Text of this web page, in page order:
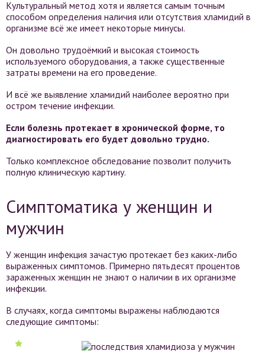
Культуральный метод хотя и является самым точным
способом определения наличия или отсутствия хламидий в
организме всё же имеет некоторые минусы.
Он довольно трудоёмкий и высокая стоимость
используемого оборудования, а также существенные
затраты времени на его проведение.
И всё же выявление хламидий наиболее вероятно при
остром течение инфекции.
Если болезнь протекает в хронической форме, то
диагностировать его будет довольно трудно.
Только комплексное обследование позволит получить
полную клиническую картину.
Симптоматика у женщин и
мужчин
У женщин инфекция зачастую протекает без каких-либо
выраженных симптомов. Примерно пятьдесят процентов
зараженных женщин не знают о наличии в их организме
инфекции.
В случаях, когда симптомы выражены наблюдаются
следующие симптомы: